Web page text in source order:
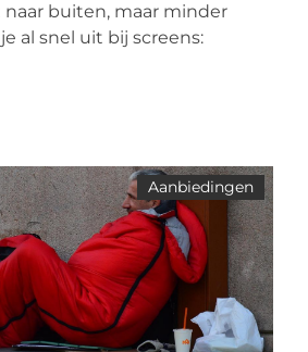
buiten, maar minder
al snel uit bij screens:
Aanbiedingen